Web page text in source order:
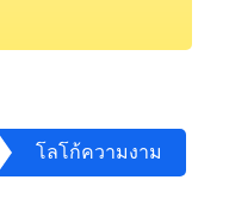
โลโก้ความงาม